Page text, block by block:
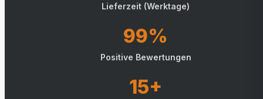
Lieferzeit (Werktage)
99%
Positive Bewertungen
15+